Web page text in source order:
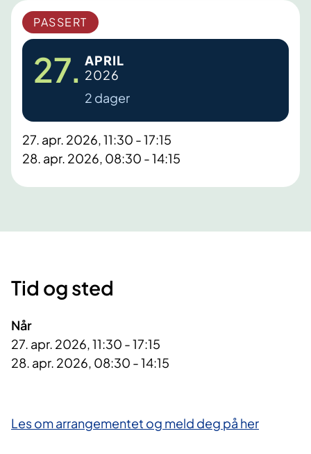
PASSERT
27. APRIL
2026
2 dager
27. apr. 2026, 11:30 - 17:15
28. apr. 2026, 08:30 - 14:15
Tid og sted
Når
27. apr. 2026, 11:30 - 17:15
28. apr. 2026, 08:30 - 14:15
Les om arrangementet og meld deg på her